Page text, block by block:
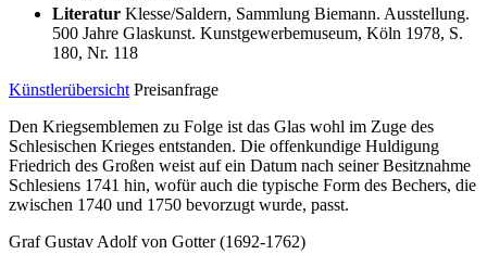
Literatur Klesse/Saldern, Sammlung Biemann. Ausstellung.
500 Jahre Glaskunst. Kunstgewerbemuseum, Köln 1978, S.
180, Nr. 118
Künstlerübersicht Preisanfrage
Den Kriegsemblemen zu Folge ist das Glas wohl im Zuge des
Schlesischen Krieges entstanden. Die offenkundige Huldigung
Friedrich des Großen weist auf ein Datum nach seiner Besitznahme
Schlesiens 1741 hin, wofür auch die typische Form des Bechers, die
zwischen 1740 und 1750 bevorzugt wurde, passt.
Graf Gustav Adolf von Gotter (1692-1762)